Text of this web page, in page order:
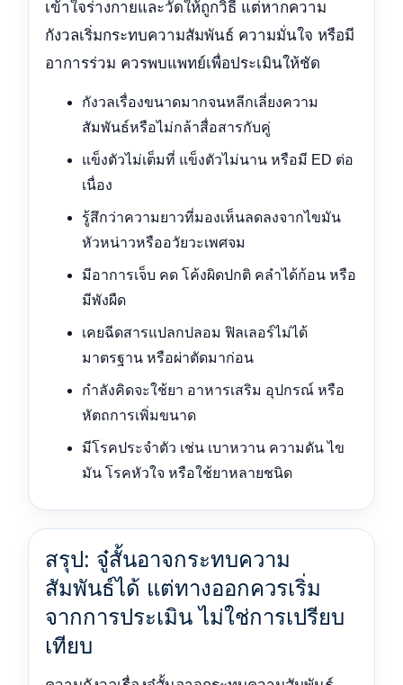
เข้าใจร่างกายและวัดให้ถูกวิธี แต่หากความ
กังวลเริ่มกระทบความสัมพันธ์ ความมั่นใจ หรือมี
อาการร่วม ควรพบแพทย์เพื่อประเมินให้ชัด
กังวลเรื่องขนาดมากจนหลีกเลี่ยงความ
สัมพันธ์หรือไม่กล้าสื่อสารกับคู่
แข็งตัวไม่เต็มที่ แข็งตัวไม่นาน หรือมี ED ต่อ
เนื่อง
รู้สึกว่าความยาวที่มองเห็นลดลงจากไขมัน
หัวหน่าวหรืออวัยวะเพศจม
มีอาการเจ็บ คด โค้งผิดปกติ คลำได้ก้อน หรือ
มีพังผืด
เคยฉีดสารแปลกปลอม ฟิลเลอร์ไม่ได้
มาตรฐาน หรือผ่าตัดมาก่อน
กำลังคิดจะใช้ยา อาหารเสริม อุปกรณ์ หรือ
หัตถการเพิ่มขนาด
มีโรคประจำตัว เช่น เบาหวาน ความดัน ไข
มัน โรคหัวใจ หรือใช้ยาหลายชนิด
สรุป: จู๋สั้นอาจกระทบความ
สัมพันธ์ได้ แต่ทางออกควรเริ่ม
จากการประเมิน ไม่ใช่การเปรียบ
เทียบ